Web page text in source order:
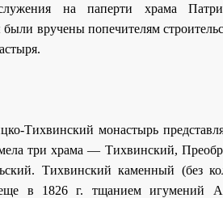
на паперти храма
вручены попечителям
Тихвинский монастырь
три храма — Тихвинский,
Тихвинский каменный (без
в 1826 г. тщанием игумений